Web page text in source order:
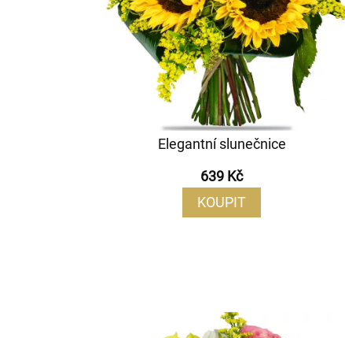
Elegantní slunečnice
639 Kč
KOUPIT